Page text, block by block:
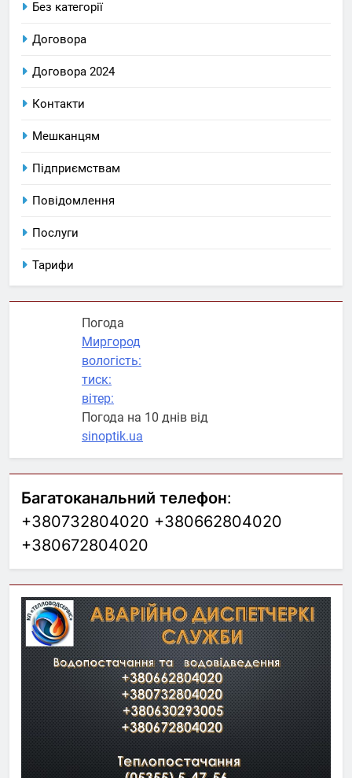
Без категорії
Договора
Договора 2024
Контакти
Мешканцям
Підприємствам
Повідомлення
Послуги
Тарифи
Погода
Миргород
вологість:
тиск:
вітер:
Погода на 10 днів від
sinoptik.ua
Багатоканальний телефон:
+380732804020 +380662804020
+380672804020